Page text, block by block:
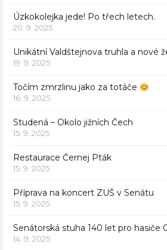
Úzkokolejka jede! Po třech letech.
20. 9. 2025
Unikátní Valdštejnova truhla a nové
19. 9. 2025
Točím zmrzlinu jako za totáče
16. 9. 2025
Studená – Okolo jižních Čech
15. 9. 2025
Restaurace Černej Pták
15. 9. 2025
Příprava na koncert ZUŠ v Senátu
15. 9. 2025
Senátorská stuha 140 let pro hasiče
14. 9. 2025